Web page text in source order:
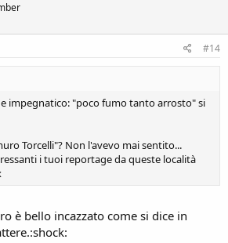
#14
impegnatico: "poco fumo tanto arrosto" si
Torcelli"? Non l'avevo mai sentito...
i tuoi reportage da queste località
è bello incazzato come si dice in